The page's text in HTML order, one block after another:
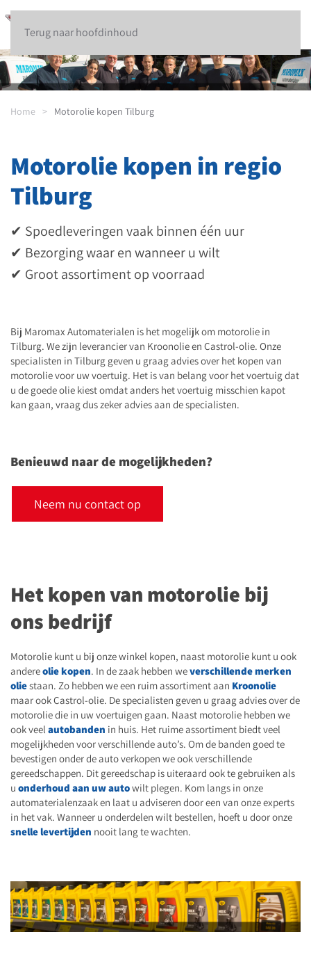
Terug naar hoofdinhoud
Home Motorolie kopen Tilburg
Motorolie kopen in regio
Tilburg
✔ Spoedleveringen vaak binnen één uur
✔ Bezorging waar en wanneer u wilt
✔ Groot assortiment op voorraad
Bij Maromax Automaterialen is het mogelijk om motorolie in
Tilburg. We zijn leverancier van Kroonolie en Castrol-olie. Onze
specialisten in Tilburg geven u graag advies over het kopen van
motorolie voor uw voertuig. Het is van belang voor het voertuig dat
u de goede olie kiest omdat anders het voertuig misschien kapot
kan gaan, vraag dus zeker advies aan de specialisten.
Benieuwd naar de mogelijkheden?
Neem nu contact op
Het kopen van motorolie bij
ons bedrijf
Motorolie kunt u bij onze winkel kopen, naast motorolie kunt u ook
andereolie kopen. In de zaak hebben weverschillende merken
oliestaan. Zo hebben we een ruim assortiment aan Kroonolie
maar ook Castrol-olie. De specialisten geven u graag advies over de
motorolie die in uw voertuigen gaan. Naast motorolie hebben we
ook veel autobanden in huis. Het ruime assortiment biedt veel
mogelijkheden voor verschillende auto’s. Om de banden goed te
bevestigen onder de auto verkopen we ook verschillende
gereedschappen. Dit gereedschap is uiteraard ook te gebruiken als
u onderhoud aan uw autowilt plegen. Kom langs in onze
automaterialenzaak en laat u adviseren door een van onze experts
in het vak. Wanneer u onderdelen wilt bestellen, hoeft u door onze
snelle levertijden nooit lang te wachten.